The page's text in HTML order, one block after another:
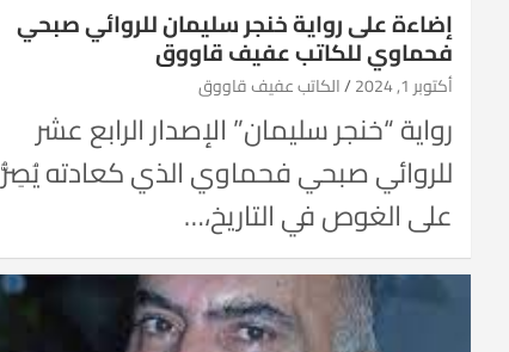
إضاءة على رواية خنجر سليمان للروائي صبحي
فحماوي للكاتب عفيف قاووق
أكتوبر 1, 2024 الكاتب عفيف قاووق
رواية “خنجر سليمان” الإصدار الرابع عشر
للروائي صبحي فحماوي الذي كعادته يُصِرُّ
على الغوص في التاريخ،…